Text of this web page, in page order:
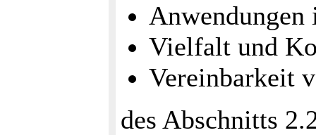
Vielfalt und
Vereinbarkeit
des Abschnitts